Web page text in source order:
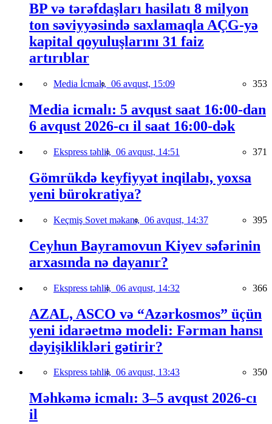
BP və tərəfdaşları hasilatı 8 milyon
ton səviyyəsində saxlamaqla AÇG-yə
kapital qoyuluşlarını 31 faiz
artırıblar
Media İcmalı, 06 avqust, 15:09 353
Media icmalı: 5 avqust saat 16:00-dan
6 avqust 2026-cı il saat 16:00-dək
Ekspress təhlil, 06 avqust, 14:51 371
Gömrükdə keyfiyyət inqilabı, yoxsa
yeni bürokratiya?
Keçmiş Sovet məkanı, 06 avqust, 14:37 395
Ceyhun Bayramovun Kiyev səfərinin
arxasında nə dayanır?
Ekspress təhlil, 06 avqust, 14:32 366
AZAL, ASCO və “Azərkosmos” üçün
yeni idarəetmə modeli: Fərman hansı
dəyişiklikləri gətirir?
Ekspress təhlil, 06 avqust, 13:43 350
Məhkəmə icmalı: 3–5 avqust 2026-cı
il